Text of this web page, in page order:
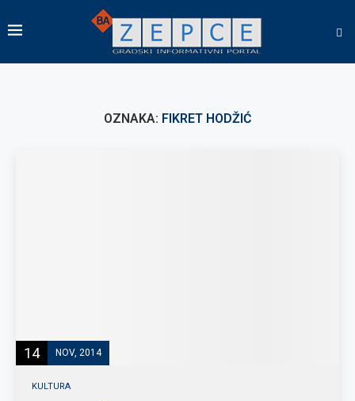
OZNAKA: FIKRET HODŽIĆ
14 NOV, 2014
KULTURA